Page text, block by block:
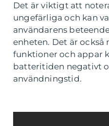
Det är viktigt att
ungefärliga och kan
användarens
enheten. Det är också
funktioner och appar
batteritiden negativt
användningstid.